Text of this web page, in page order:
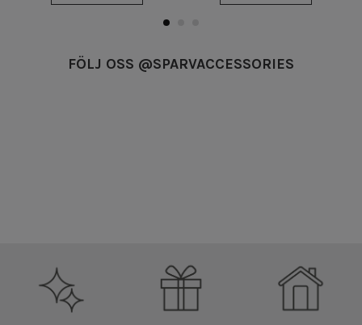
FÖLJ OSS @SPARVACCESSORIES